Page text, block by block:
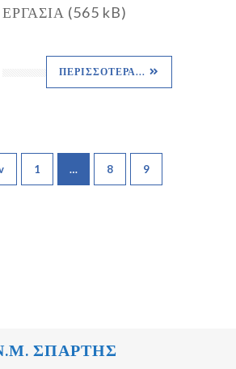
ΕΡΓΑΣΙΑ (565 kB)
ΠΕΡΙΣΣΌΤΕΡΑ...
1 … 8 9
ΣΠΑΡΤΗΣ